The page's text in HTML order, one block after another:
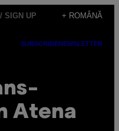
SIGN UP + ROMÂNĂ
SUBSCRIBENEWSLETTER
Atena